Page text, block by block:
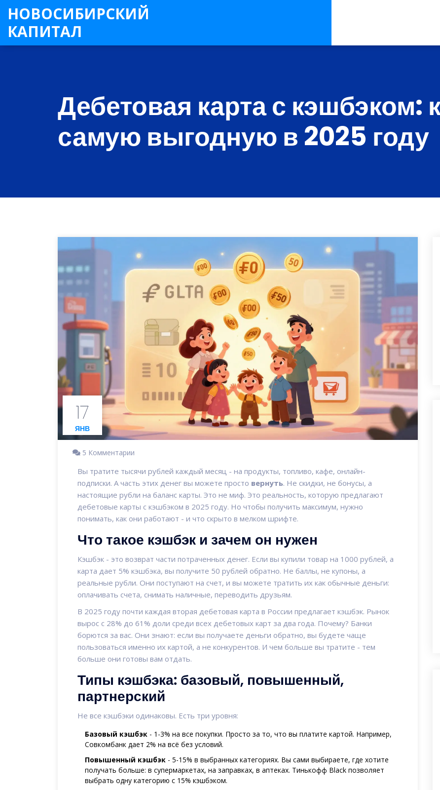
НОВОСИБИРСКИЙ
КАПИТАЛ
Дебетовая карта с кэшбэком:
самую выгодную в 2025 году
17
ЯНВ
5 Комментарии
Вы тратите тысячи рублей каждый месяц - на продукты, топливо, кафе, онлайн-
подписки. А часть этих денег вы можете просто вернуть. Не скидки, не бонусы, а
настоящие рубли на баланс карты. Это не миф. Это реальность, которую предлагают
дебетовые карты с кэшбэком в 2025 году. Но чтобы получить максимум, нужно
понимать, как они работают - и что скрыто в мелком шрифте.
Что такое кэшбэк и зачем он нужен
Кэшбэк - это возврат части потраченных денег. Если вы купили товар на 1000 рублей, а
карта дает 5% кэшбэка, вы получите 50 рублей обратно. Не баллы, не купоны, а
реальные рубли. Они поступают на счет, и вы можете тратить их как обычные деньги:
оплачивать счета, снимать наличные, переводить друзьям.
В 2025 году почти каждая вторая дебетовая карта в России предлагает кэшбэк. Рынок
вырос с 28% до 61% доли среди всех дебетовых карт за два года. Почему? Банки
борются за вас. Они знают: если вы получаете деньги обратно, вы будете чаще
пользоваться именно их картой, а не конкурентов. И чем больше вы тратите - тем
больше они готовы вам отдать.
Типы кэшбэка: базовый, повышенный,
партнерский
Не все кэшбэки одинаковы. Есть три уровня:
Базовый кэшбэк - 1-3% на все покупки. Просто за то, что вы платите картой. Например,
Совкомбанк дает 2% на всё без условий.
Повышенный кэшбэк - 5-15% в выбранных категориях. Вы сами выбираете, где хотите
получать больше: в супермаркетах, на заправках, в аптеках. Тинькофф Black позволяет
выбрать одну категорию с 15% кэшбэком.